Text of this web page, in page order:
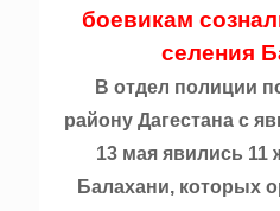
боевикам
селения
В отдел полиции
району Дагестана с
13 мая явились 11
Балахани, которых